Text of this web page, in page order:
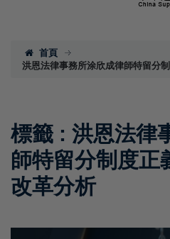
首頁
洪恩法律事務所涂欣成律師特留分
標籤 : 洪恩法律
師特留分制度正
改革分析